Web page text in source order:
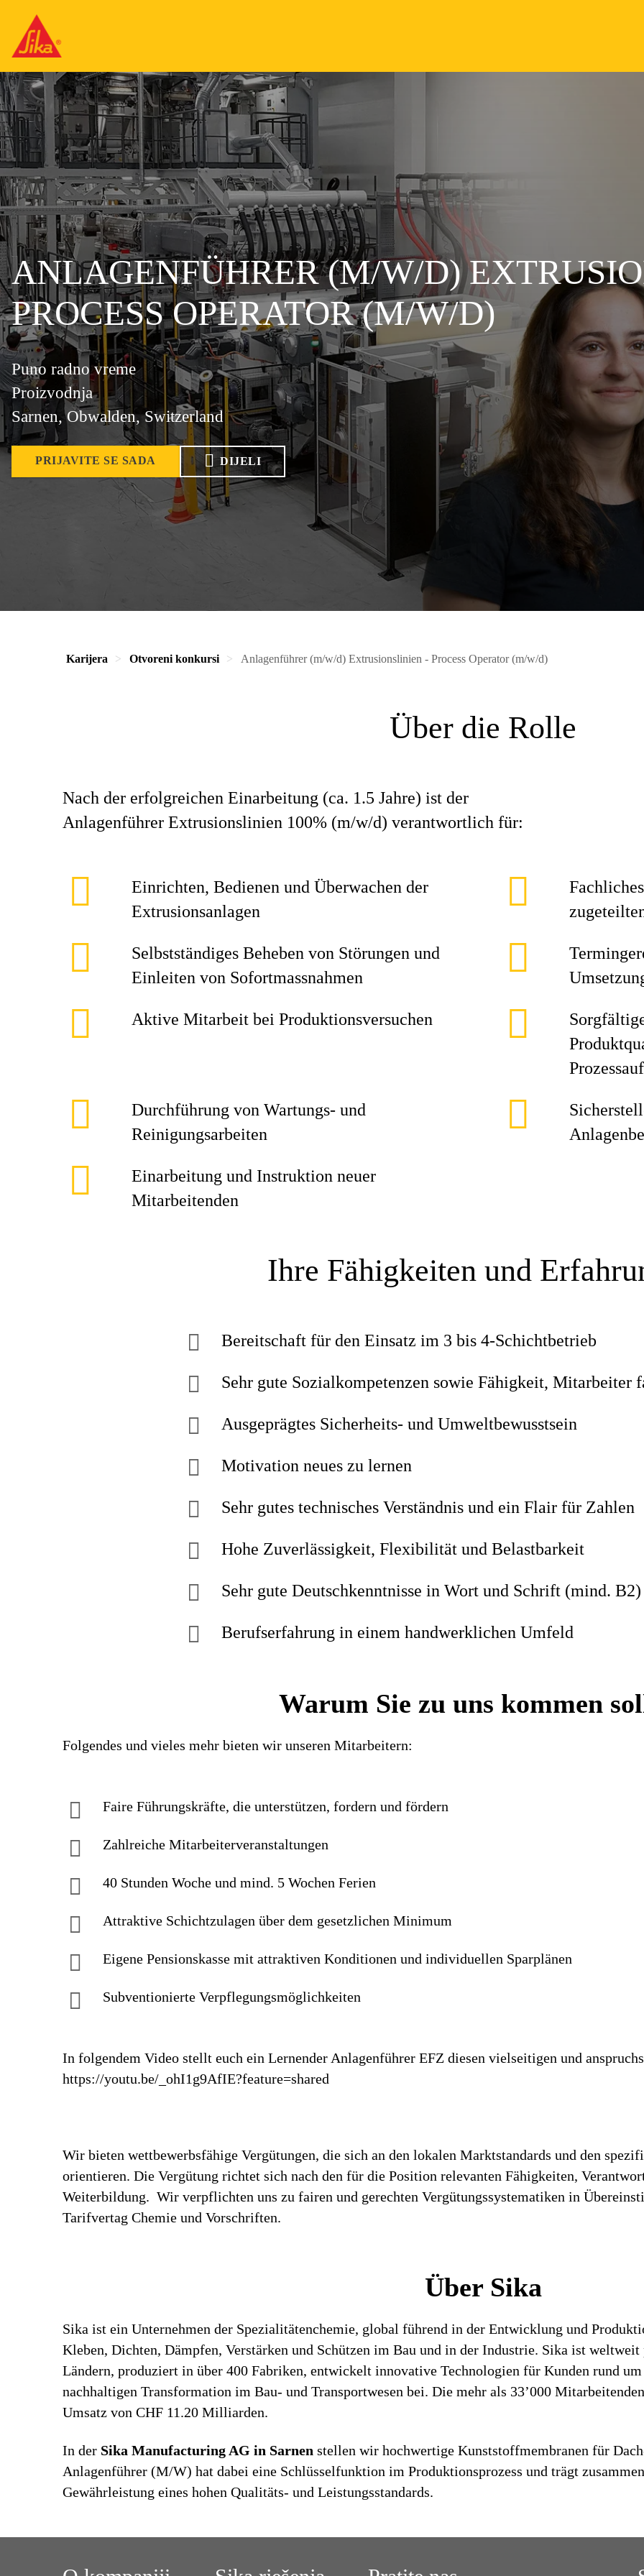
ANLAGENFÜHRER (M/W/D)
PROCESS OPERATOR (M/W/D)
Puno radno vreme
Proizvodnja
Sarnen, Obwalden, Switzerland
PRIJAVITE SE SADA DIJELI
Karijera Otvoreni konkursi Anlagenführer (m/w/d) Extrusionslinien - Process Operator (m/w/d)
Über die Rolle
Nach der erfolgreichen Einarbeitung (ca. 1.5 Jahre) ist der
Anlagenführer Extrusionslinien 100% (m/w/d) verantwortlich für:
Einrichten, Bedienen und Überwachen der
Extrusionsanlagen
Selbstständiges Beheben von Störungen und
Einleiten von Sofortmassnahmen
Aktive Mitarbeit bei Produktionsversuchen
Durchführung von Wartungs- und
Reinigungsarbeiten
Einarbeitung und Instruktion neuer
Mitarbeitenden
Ihre Fähigkeiten und
Bereitschaft für den Einsatz im 3 bis 4-Schichtbetrieb
Sehr gute Sozialkompetenzen sowie Fähigkeit, Mitarbeiter
Ausgeprägtes Sicherheits- und Umweltbewusstsein
Motivation neues zu lernen
Sehr gutes technisches Verständnis und ein Flair für Zahlen
Hohe Zuverlässigkeit, Flexibilität und Belastbarkeit
Sehr gute Deutschkenntnisse in Wort und Schrift (mind. B2)
Berufserfahrung in einem handwerklichen Umfeld
Warum Sie zu uns kommen
Folgendes und vieles mehr bieten wir unseren Mitarbeitern:
Faire Führungskräfte, die unterstützen, fordern und fördern
Zahlreiche Mitarbeiterveranstaltungen
40 Stunden Woche und mind. 5 Wochen Ferien
Attraktive Schichtzulagen über dem gesetzlichen Minimum
Eigene Pensionskasse mit attraktiven Konditionen und individuellen Sparplänen
Subventionierte Verpflegungsmöglichkeiten
In folgendem Video stellt euch ein Lernender Anlagenführer EFZ diesen vielseitigen und
https://youtu.be/_ohI1g9AfIE?feature=shared
Wir bieten wettbewerbsfähige Vergütungen, die sich an den lokalen Marktstandards und den
orientieren. Die Vergütung richtet sich nach den für die Position relevanten Fähigkeiten,
Weiterbildung. Wir verpflichten uns zu fairen und gerechten Vergütungssystematiken in
Tarifvertag Chemie und Vorschriften.
Über Sika
Sika ist ein Unternehmen der Spezialitätenchemie, global führend in der Entwicklung und
Kleben, Dichten, Dämpfen, Verstärken und Schützen im Bau und in der Industrie. Sika ist
Ländern, produziert in über 400 Fabriken, entwickelt innovative Technologien für Kunden rund
nachhaltigen Transformation im Bau- und Transportwesen bei. Die mehr als 33’000
Umsatz von CHF 11.20 Milliarden.
In der Sika Manufacturing AG in Sarnen stellen wir hochwertige Kunststoffmembranen für
Anlagenführer (M/W) hat dabei eine Schlüsselfunktion im Produktionsprozess und trägt
Gewährleistung eines hohen Qualitäts- und Leistungsstandards.